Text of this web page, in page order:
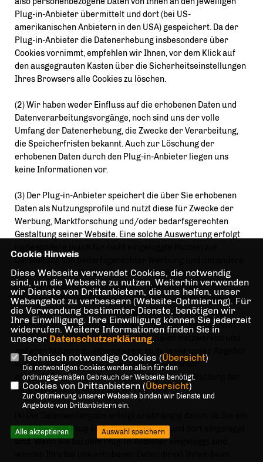
Plug-in-Anbieter übermittelt und dort (bei US-
amerikanischen Anbietern in den USA) gespeichert. Da der
Plug-in-Anbieter die Datenerhebung insbesondere über
Cookies vornimmt, empfehlen wir Ihnen, vor dem Klick auf
den ausgegrauten Kasten über die Sicherheitseinstellungen
Ihres Browsers alle Cookies zu löschen.
(2) Wir haben weder Einfluss auf die erhobenen Daten und
Datenverarbeitungsvorgänge, noch sind uns der volle
Umfang der Datenerhebung, die Zwecke der Verarbeitung,
die Speicherfristen bekannt. Auch zur Löschung der
erhobenen Daten durch den Plug-in-Anbieter liegen uns
keine Informationen vor.
(3) Der Plug-in-Anbieter speichert die über Sie erhobenen
Daten als Nutzungsprofile und nutzt diese für Zwecke der
Werbung, Marktforschung und/oder bedarfsgerechten
Gestaltung seiner Website. Eine solche Auswertung erfolgt
Darstellung von bedarfsgerechter Werbung und um andere
Nutzer des sozialen Netzwerks über Ihre Aktivitäten auf
unserer Website zu informieren. Ihnen steht ein
Widerspruchsrecht gegen die Bildung dieser Nutzerprofile
zu, wobei Sie sich zur Ausübung dessen an den jeweiligen
Plug-in-Anbieter wenden müssen. Über die Plug-ins bietet
wir Ihnen die Möglichkeit, mit den sozialen Netzwerken und
anderen Nutzern zu interagieren, so dass wir unser Angebot
verbessern und für Sie als Nutzer interessanter
ausgestalten können. Rechtsgrundlage für die Nutzung der
Plug-ins ist Art. 6 Abs. 1 S. 1 lit. f DS-GVO.
Konto bei dem Plug-in-Anbieter besitzen und dort eingeloggt
sind. Wenn Sie bei dem Plug-in-Anbieter eingeloggt sind,
Cookie Hinweis
Diese Webseite verwendet Cookies, die notwendig
sind, um die Webseite zu nutzen. Weiterhin verwenden
wir Dienste von Drittanbietern, die uns helfen, unser
Webangebot zu verbessern (Website-Optmierung). Für
die Verwendung bestimmter Dienste, benötigen wir
Ihre Einwilligung. Ihre Einwilligung können Sie jederzeit
widerrufen. Weitere Informationen finden Sie in
unserer Datenschutzerklärung.
Technisch notwendige Cookies (Übersicht)
Die notwendigen Cookies werden allein für den
ordnungsgemäßen Gebrauch der Webseite benötigt.
Cookies von Drittanbietern (Übersicht)
Zur Optimierung unserer Webseite binden wir Dienste und
Angebote von Drittanbietern ein.
Alle akzeptieren Auswahl speichern